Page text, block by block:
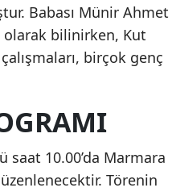
Babası Münir Ahmet
olarak bilinirken, Kut
birçok genç
saat 10.00’da Marmara
Törenin